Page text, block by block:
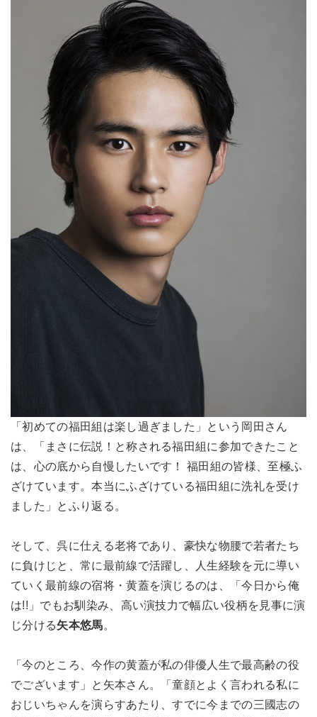
「初めての福田組は楽し過ぎました」という岡田さん
は、「まさに伝説！と称される福田組に参加できたこと
は、心の底から自慢したいです！ 福田組の皆様、至極ふ
ざけています。本当にふざけている福田組に洗礼を受け
ました」とふり返る。
そして、呉に仕える老将であり、豪快な物腰で若者たち
に負けじと、常に最前線で活躍し、人生経験を元に導い
ていく最前線の宿将・黄蓋を演じるのは、「今日から俺
は!!」でもお馴染み、高い演技力で幅広い役柄を見事に演
じ分ける矢本悠馬。
「今のところ、今作の黄蓋が私の俳優人生で最高齢の役
でございます」と矢本さん。「童顔とよく言われる私に
おじいちゃんを演らすあたり、すでに今までの三國志の